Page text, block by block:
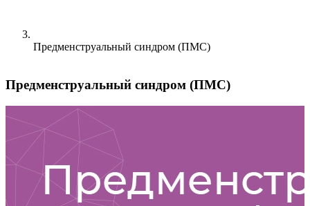
Предменструальный синдром (ПМС)
Предменструальный синдром (ПМС)